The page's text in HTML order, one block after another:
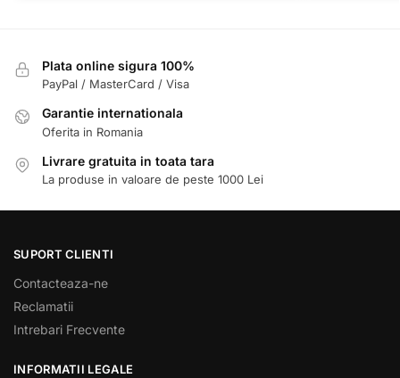
Plata online sigura 100%
PayPal / MasterCard / Visa
Garantie internationala
Oferita in Romania
Livrare gratuita in toata tara
La produse in valoare de peste 1000 Lei
SUPORT CLIENTI
Contacteaza-ne
Reclamatii
Intrebari Frecvente
INFORMATII LEGALE